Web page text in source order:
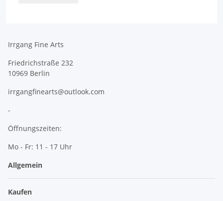
Irrgang Fine Arts
Friedrichstraße 232
10969 Berlin
irrgangfinearts@outlook.com
-
Öffnungszeiten:
Mo - Fr: 11 - 17 Uhr
Allgemein
Kaufen